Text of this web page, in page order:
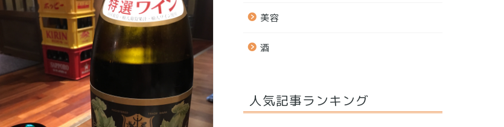
美容
酒
人気記事ランキング